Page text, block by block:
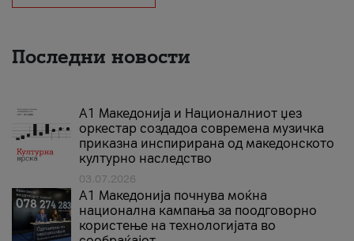
Последни новости
А1 Македонија и Националниот џез
оркестар создадоа современа музичка
приказна инспирирана од македонското
културно наследство
03.07.2026
A1 Македонија почнува моќна
национална кампања за поодговорно
користење на технологијата во